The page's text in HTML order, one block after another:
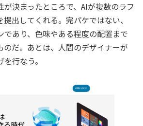
決まったところで、AIが複数のラフ
出してくれる。完パケではない、
であり、色味やある程度の配置まで
のだ。あとは、人間のデザイナーが
行なう。